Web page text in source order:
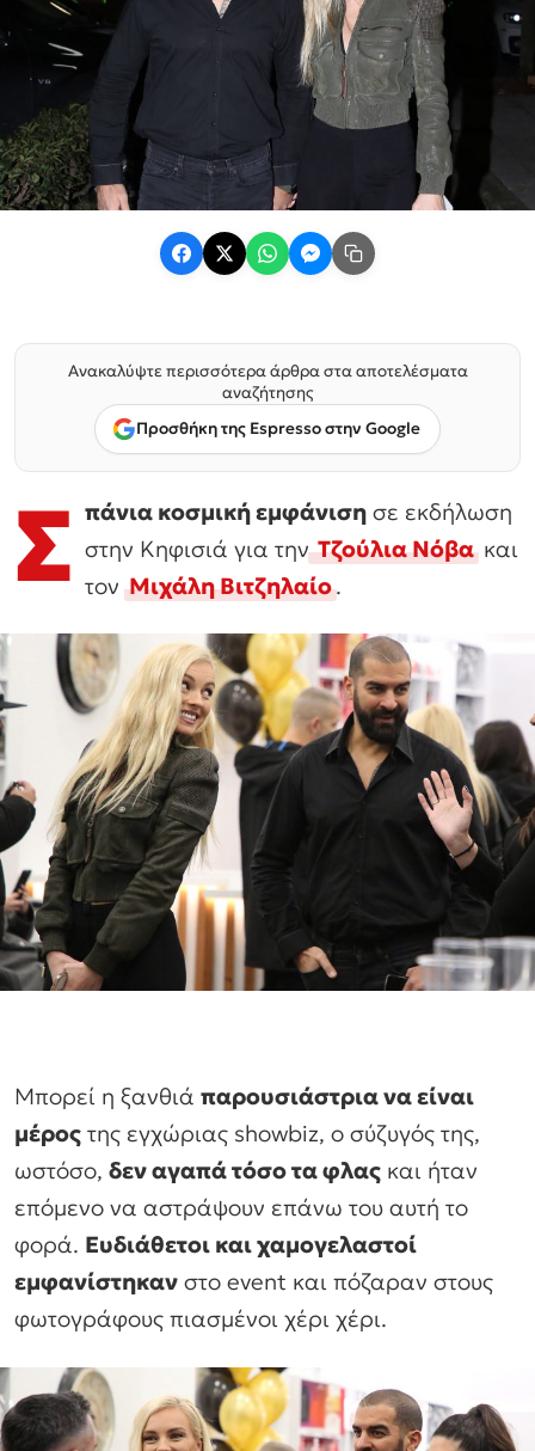
Ανακαλύψτε περισσότερα άρθρα στα αποτελέσματα
αναζήτησης
Προσθήκη της Espresso στην Google
Σ πάνια κοσμική εμφάνιση σε εκδήλωση
στην Κηφισιά για την Τζούλια Νόβακαι
τονΜιχάλη Βιτζηλαίο.
Μπορεί η ξανθιά παρουσιάστρια να είναι
μέρος της εγχώριας showbiz, ο σύζυγός της,
ωστόσο, δεν αγαπά τόσο τα φλας και ήταν
επόμενο να αστράψουν επάνω του αυτή το
φορά. Ευδιάθετοι και χαμογελαστοί
εμφανίστηκαν στο event και πόζαραν στους
φωτογράφους πιασμένοι χέρι χέρι.